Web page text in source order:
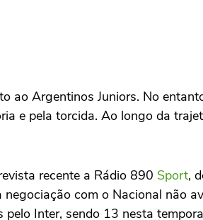
Argentinos Juniors. No
e pela torcida. Ao longo da
recente a Rádio 890 Sport,
com o Nacional não
Inter, sendo 13 nesta